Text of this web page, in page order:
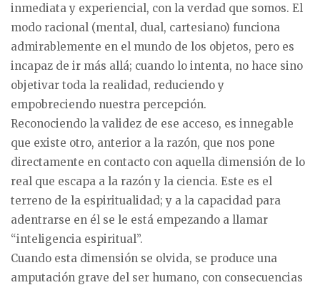
inmediata y experiencial, con la verdad que somos. El
modo racional (mental, dual, cartesiano) funciona
admirablemente en el mundo de los objetos, pero es
incapaz de ir más allá; cuando lo intenta, no hace sino
objetivar toda la realidad, reduciendo y
empobreciendo nuestra percepción.
Reconociendo la validez de ese acceso, es innegable
que existe otro, anterior a la razón, que nos pone
directamente en contacto con aquella dimensión de lo
real que escapa a la razón y la ciencia. Este es el
terreno de la espiritualidad; y a la capacidad para
adentrarse en él se le está empezando a llamar
“inteligencia espiritual”.
Cuando esta dimensión se olvida, se produce una
amputación grave del ser humano, con consecuencias